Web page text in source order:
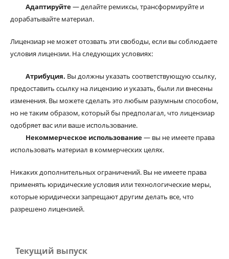
Адаптируйте— делайте ремиксы, трансформируйте и
дорабатывайте материал.
Лицензиар не может отозвать эти свободы, если вы соблюдаете
условия лицензии. На следующих условиях:
Атрибуция. Вы должны указать соответствующую ссылку,
предоставить ссылку на лицензию и указать, были ли внесены
изменения. Вы можете сделать это любым разумным способом,
но не таким образом, который бы предполагал, что лицензиар
одобряет вас или ваше использование.
Некоммерческое использование— вы не имеете права
использовать материал в коммерческих целях.
Никаких дополнительных ограничений. Вы не имеете права
применять юридические условия или технологические меры,
которые юридически запрещают другим делать все, что
разрешено лицензией.
Текущий выпуск